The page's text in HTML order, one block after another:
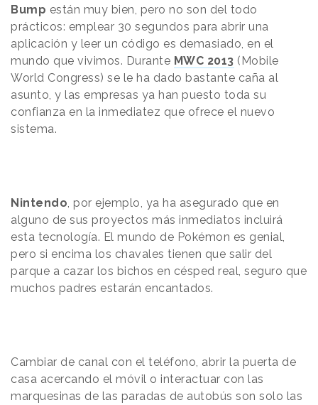
Bump están muy bien, pero no son del todo
prácticos: emplear 30 segundos para abrir una
aplicación y leer un código es demasiado, en el
mundo que vivimos. Durante MWC 2013 (Mobile
World Congress) se le ha dado bastante caña al
asunto, y las empresas ya han puesto toda su
confianza en la inmediatez que ofrece el nuevo
sistema.
Nintendo , por ejemplo, ya ha asegurado que en
alguno de sus proyectos más inmediatos incluirá
esta tecnología. El mundo de Pokémon es genial,
pero si encima los chavales tienen que salir del
parque a cazar los bichos en césped real, seguro que
muchos padres estarán encantados.
Cambiar de canal con el teléfono, abrir la puerta de
casa acercando el móvil o interactuar con las
marquesinas de las paradas de autobús son solo las